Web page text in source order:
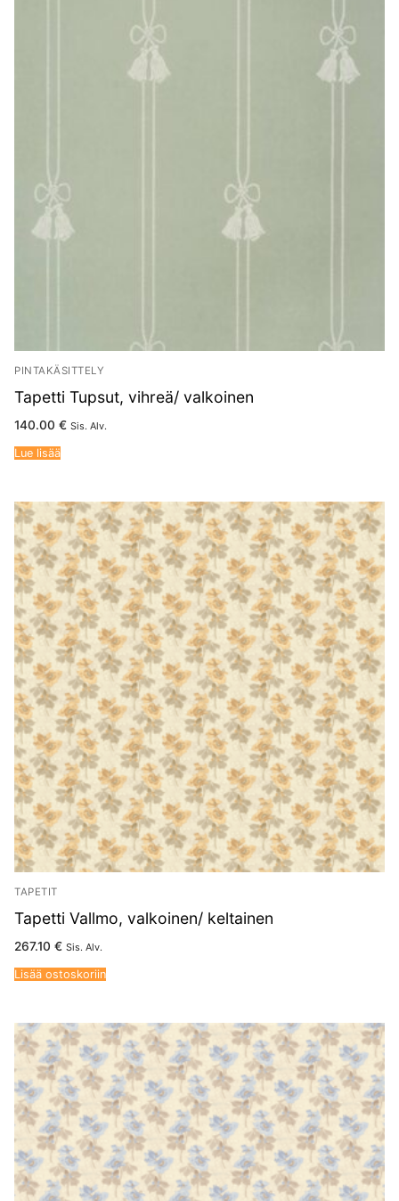
PINTAKÄSITTELY
Tapetti Tupsut, vihreä/ valkoinen
140.00 € Sis. Alv.
Lue lisää
TAPETIT
Tapetti Vallmo, valkoinen/ keltainen
267.10 € Sis. Alv.
Lisää ostoskoriin